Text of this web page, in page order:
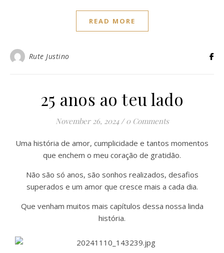
READ MORE
Rute Justino
25 anos ao teu lado
November 26, 2024 / 0 Comments
Uma história de amor, cumplicidade e tantos momentos
que enchem o meu coração de gratidão.
Não são só anos, são sonhos realizados, desafios
superados e um amor que cresce mais a cada dia.
Que venham muitos mais capítulos dessa nossa linda
história.